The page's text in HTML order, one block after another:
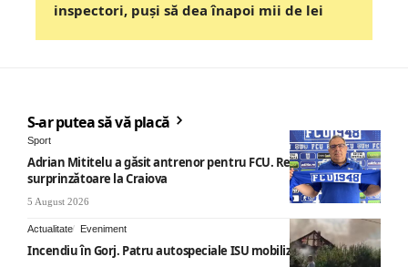
inspectori, puși să dea înapoi mii de lei
S-ar putea să vă placă
Sport
Adrian Mititelu a găsit antrenor pentru FCU. Revenire
surprinzătoare la Craiova
5 August 2026
Actualitate Eveniment
Incendiu în Gorj. Patru autospeciale ISU mobilizate